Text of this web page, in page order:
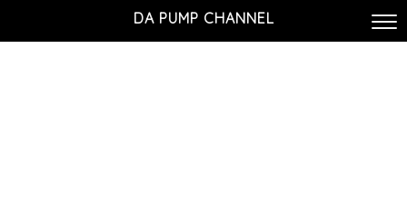
DA PUMP CHANNEL